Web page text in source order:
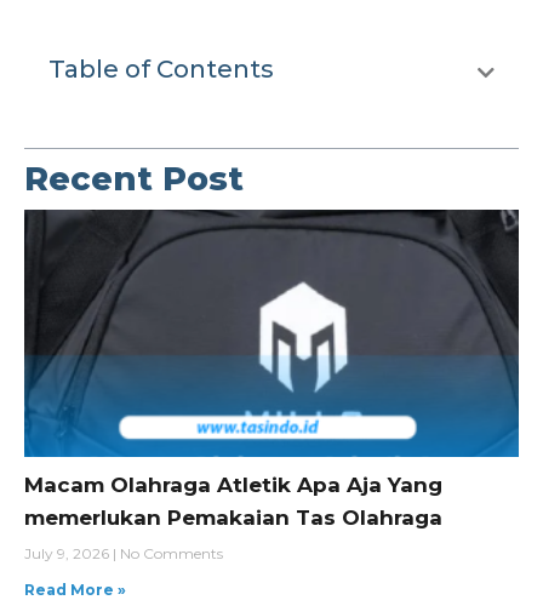
Table of Contents
Recent Post
Macam Olahraga Atletik Apa Aja Yang
memerlukan Pemakaian Tas Olahraga
July 9, 2026
No Comments
Read More »